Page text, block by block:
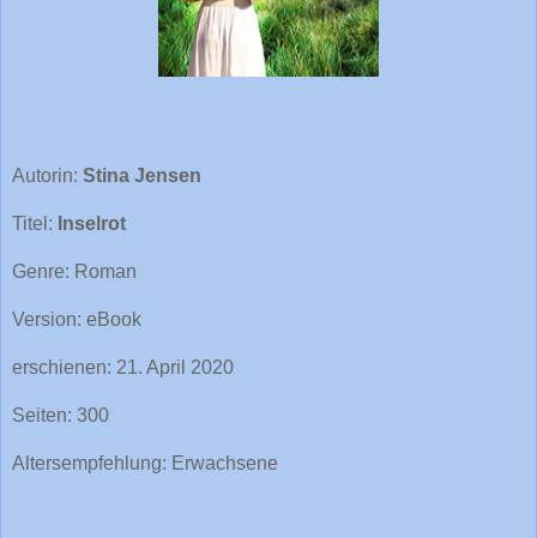
Autorin: Stina Jensen
Titel: Inselrot
Genre: Roman
Version: eBook
erschienen: 21. April 2020
Seiten: 300
Altersempfehlung: Erwachsene